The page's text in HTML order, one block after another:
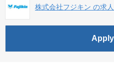
株式会社フジキン の求